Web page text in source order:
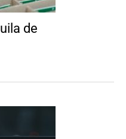
de